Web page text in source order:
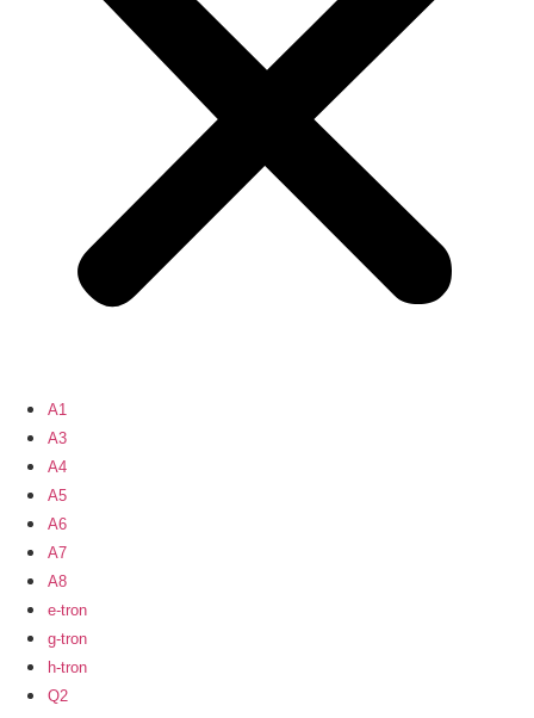
A1
A3
A4
A5
A6
A7
A8
e-tron
g-tron
h-tron
Q2